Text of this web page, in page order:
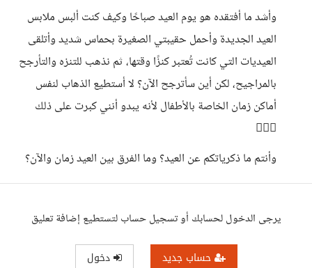
وأشد ما أفتقده هو يوم العيد صباحًا وكيف كنت ألبس ملابس
العيد الجديدة وأحمل حقيبتي الصغيرة بحماس شديد وأتلقى
العيديات التي كانت تُعتبر كنزًا وقتها، ثم نذهب للتنزه والتأرجح
بالمراجيح، لكن أين سأترجح الآن؟ لا أستطيع الذهاب لنفس
أماكن زمان الخاصة بالأطفال لأنه يبدو أنني كبرت على ذلك
🤷🏻‍♀️
وأنتم ما ذكرياتكم عن العيد؟ وما الفرق بين العيد زمان والآن؟ ​
يرجى الدخول لحسابك أو تسجيل حساب لتستطيع إضافة تعليق
حساب جديد دخول